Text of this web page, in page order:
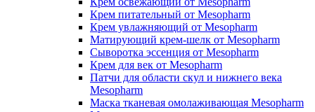
Крем питательный от Mesopharm
Крем увлажняющий от Mesopharm
Матирующий крем-шелк от Mesopharm
Сыворотка эссенция от Mesopharm
Крем для век от Mesopharm
Патчи для области скул и нижнего века
Mesopharm
Маска тканевая омолаживающая Mesopharm